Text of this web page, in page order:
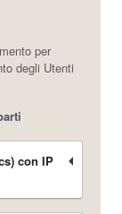
per
degli Utenti
con IP